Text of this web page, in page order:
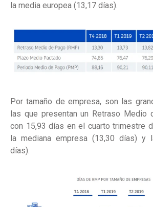
la media europea (13,17 días).
Por tamaño de empresa, son las
las que presentan un Retraso Medio
con 15,93 días en el cuarto trimestre
la mediana empresa (13,30 días) y
días).